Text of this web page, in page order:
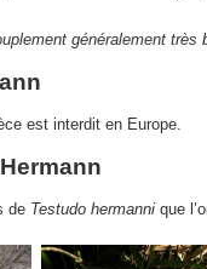
généralement très
est interdit en Europe.
de Testudo hermanni que